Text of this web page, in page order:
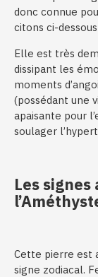
donc connue
citons ci-
Elle est très
dissipant les
moments
(possédant une
apaisante pour
soulager
Les
Cette pierre est
signe zodiacal.